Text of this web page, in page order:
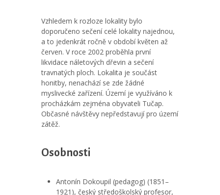
Vzhledem k rozloze lokality bylo
doporučeno sečení celé lokality najednou,
a to jedenkrát ročně v období květen až
červen. V roce 2002 proběhla první
likvidace náletových dřevin a sečení
travnatých ploch. Lokalita je součást
honitby, nenachází se zde žádné
myslivecké zařízení. Území je využíváno k
procházkám zejména obyvateli Tučap.
Občasné návštěvy nepředstavují pro území
zátěž.
Osobnosti
Antonín Dokoupil (pedagog) (1851–
1921), český středoškolský profesor,